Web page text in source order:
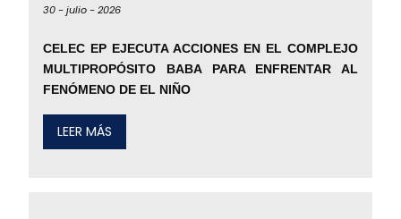
30 -julio -2026
CELEC EP EJECUTA ACCIONES EN EL COMPLEJO
MULTIPROPÓSITO BABA PARA ENFRENTAR AL
FENÓMENO DE EL NIÑO
LEER MÁS